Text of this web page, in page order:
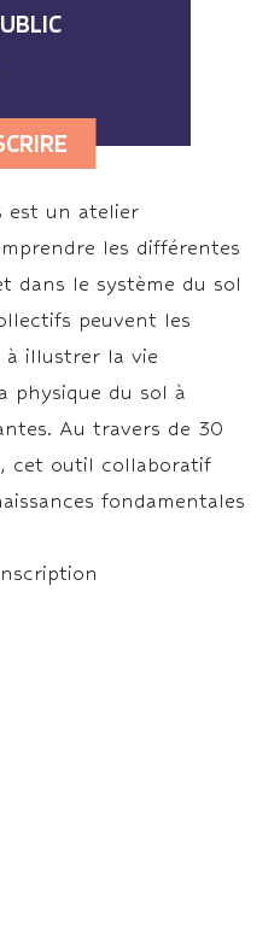
est un atelier
les différentes
dans le système du sol
peuvent les
à illustrer la vie
physique du sol à
Au travers de 30
cet outil collaboratif
fondamentales